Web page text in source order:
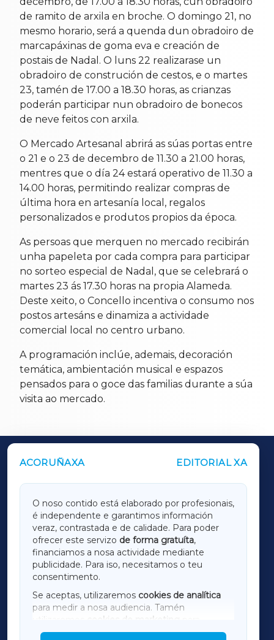
de ramito de arxila en broche. O domingo 21, no
mesmo horario, será a quenda dun obradoiro de
marcapáxinas de goma eva e creación de
postais de Nadal. O luns 22 realizarase un
obradoiro de construción de cestos, e o martes
23, tamén de 17.00 a 18.30 horas, as crianzas
poderán participar nun obradoiro de bonecos
de neve feitos con arxila.
O Mercado Artesanal abrirá as súas portas entre
o 21 e o 23 de decembro de 11.30 a 21.00 horas,
mentres que o día 24 estará operativo de 11.30 a
14.00 horas, permitindo realizar compras de
última hora en artesanía local, regalos
personalizados e produtos propios da época.
As persoas que merquen no mercado recibirán
unha papeleta por cada compra para participar
no sorteo especial de Nadal, que se celebrará o
martes 23 ás 17.30 horas na propia Alameda.
Deste xeito, o Concello incentiva o consumo nos
postos artesáns e dinamiza a actividade
comercial local no centro urbano.
A programación inclúe, ademais, decoración
temática, ambientación musical e espazos
pensados para o goce das familias durante a súa
visita ao mercado.
ACORUÑAXA EDITORIAL XA
O noso contido está elaborado por profesionais,
é independente e garantimos información
veraz, contrastada e de calidade. Para poder
ofrecer este servizo de forma gratuíta,
financiamos a nosa actividade mediante
publicidade. Para iso, necesitamos o teu
consentimento.
Se aceptas, utilizaremos cookies de analítica
para medir a nosa audiencia. Tamén
utilizaremos
cookies de marketing
mostrar publicidade de terceiros.
OUTROS PERIÓDICOS
LUGOXA
TERRACHAXA
AMARIÑAXA